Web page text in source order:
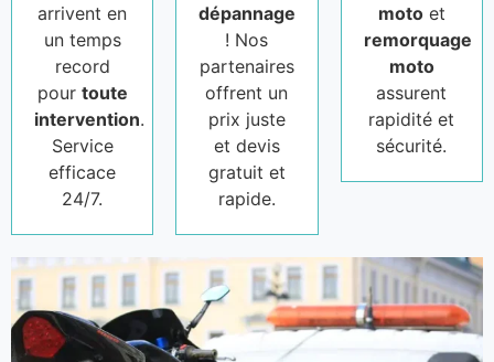
arrivent en
un temps
record
pour toute
intervention.
Service
efficace
24/7.
dépannage
! Nos
partenaires
offrent un
prix juste
et devis
gratuit et
rapide.
motoet
remorquage
moto
assurent
rapidité et
sécurité.